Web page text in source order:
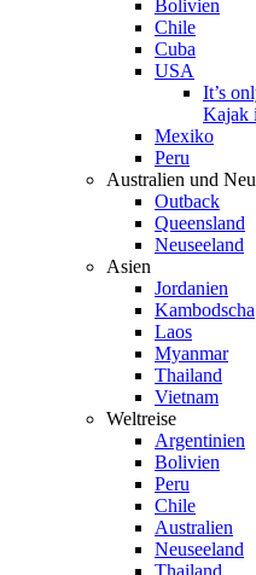
Bolivien
Chile
Cuba
USA
It’s
Kajak
Mexiko
Peru
Australien und
Outback
Queensland
Neuseeland
Asien
Jordanien
Kambodscha
Laos
Myanmar
Thailand
Vietnam
Weltreise
Argentinien
Bolivien
Peru
Chile
Australien
Neuseeland
Thailand